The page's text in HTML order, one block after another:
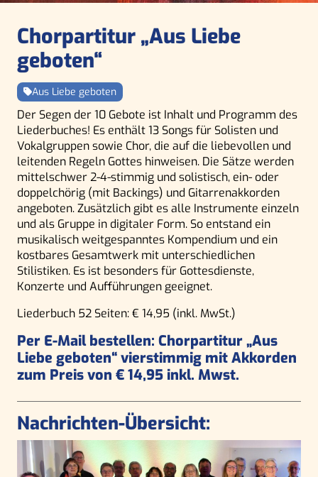
Chorpartitur „Aus Liebe
geboten“
Aus Liebe geboten
Der Segen der 10 Gebote ist Inhalt und Programm des
Liederbuches! Es enthält 13 Songs für Solisten und
Vokalgruppen sowie Chor, die auf die liebevollen und
leitenden Regeln Gottes hinweisen. Die Sätze werden
mittelschwer 2-4-stimmig und solistisch, ein- oder
doppelchörig (mit Backings) und Gitarrenakkorden
angeboten. Zusätzlich gibt es alle Instrumente einzeln
und als Gruppe in digitaler Form. So entstand ein
musikalisch weitgespanntes Kompendium und ein
kostbares Gesamtwerk mit unterschiedlichen
Stilistiken. Es ist besonders für Gottesdienste,
Konzerte und Aufführungen geeignet.
Liederbuch 52 Seiten: € 14,95 (inkl. MwSt.)
Per E-Mail bestellen: Chorpartitur „Aus
Liebe geboten“ vierstimmig mit Akkorden
zum Preis von € 14,95 inkl. Mwst.
Nachrichten-Übersicht: